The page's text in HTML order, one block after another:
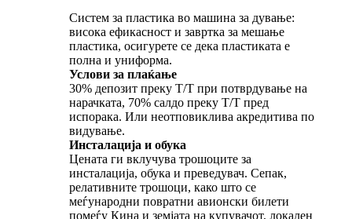
Систем за пластика во машина за дување:
висока ефикасност и завртка за мешање
пластика, осигурете се дека пластиката е
полна и униформа.
Услови за плаќање
30% депозит преку T/T при потврдување на
нарачката, 70% салдо преку T/T пред
испорака. Или неотповиклива акредитива по
видување.
Инсталација и обука
Цената ги вклучува трошоците за
инсталација, обука и преведувач. Сепак,
релативните трошоци, како што се
меѓународни повратни авионски билети
помеѓу Кина и земјата на купувачот, локален